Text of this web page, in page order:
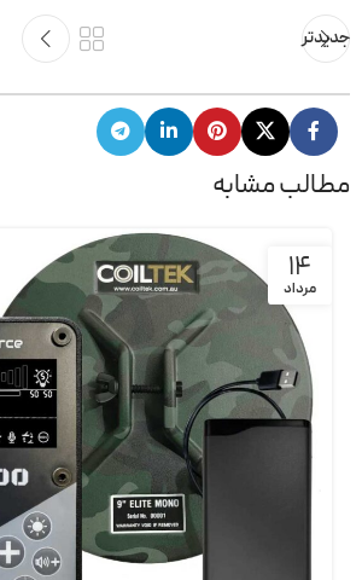
جدیدتر
مطالب مشابه
14
مرداد